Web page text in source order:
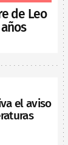
de Leo
el aviso